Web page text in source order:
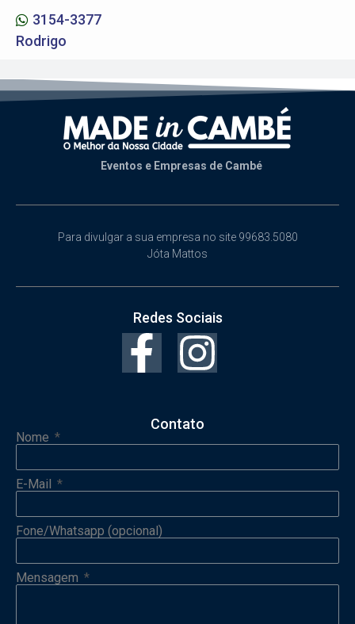
3154-3377
Rodrigo
Eventos e Empresas de Cambé
Para divulgar a sua empresa no site 99683.5080
Jóta Mattos
Redes Sociais
Contato
Nome
E-Mail
Fone/Whatsapp (opcional)
Mensagem